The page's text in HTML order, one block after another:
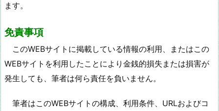
ます。
免責事項
このWEBサイトに掲載している情報の利用、またはこの
WEBサイトを利用したことにより金銭的損失または損害が
発生しても、筆者は何ら責任を負いません。
筆者はこのWEBサイトの構成、利用条件、URLおよびコ